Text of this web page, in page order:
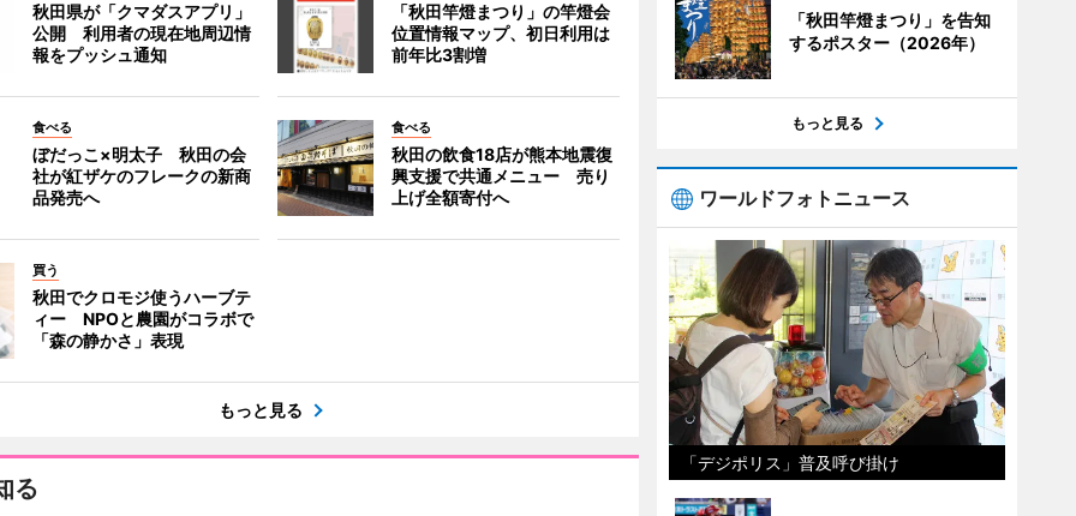
秋田県が「クマダスアプリ」
公開 利用者の現在地周辺情
報をプッシュ通知
「秋田竿燈まつり」の竿燈会
位置情報マップ、初日利用は
前年比3割増
食べる
ぼだっこ×明太子 秋田の会
社が紅ザケのフレークの新商
品発売へ
食べる
秋田の飲食18店が熊本地震復
興支援で共通メニュー 売り
上げ全額寄付へ
買う
秋田でクロモジ使うハーブテ
ィー NPOと農園がコラボで
「森の静かさ」表現
もっと見る
る
「秋田竿燈まつり」を告知
するポスター（2026年）
もっと見る
ワールドフォトニュース
「デジポリス」普及呼び掛け